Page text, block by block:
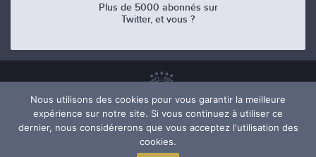
Plus de 5000 abonnés sur
Twitter, et vous ?
Nous utilisons des cookies pour vous garantir la meilleure
expérience sur notre site. Si vous continuez à utiliser ce
dernier, nous considérerons que vous acceptez l'utilisation des
cookies.